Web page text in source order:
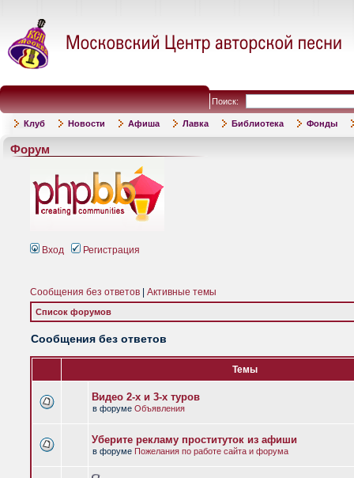
Поиск:
Клуб Новости Афиша Лавка Библиотека Фонды
Форум
Вход Регистрация
Сообщения без ответов Активные темы
Список форумов
Сообщения без ответов
Темы
Видео 2-х и 3-х туров
в форуме Объявления
Уберите рекламу проституток из афиши
в форуме Пожелания по работе сайта и форума